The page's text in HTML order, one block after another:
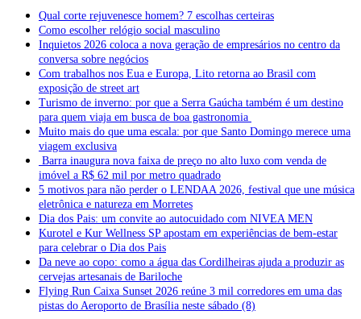
Qual corte rejuvenesce homem? 7 escolhas certeiras
Como escolher relógio social masculino
Inquietos 2026 coloca a nova geração de empresários no centro da
conversa sobre negócios
Com trabalhos nos Eua e Europa, Lito retorna ao Brasil com
exposição de street art
Turismo de inverno: por que a Serra Gaúcha também é um destino
para quem viaja em busca de boa gastronomia
Muito mais do que uma escala: por que Santo Domingo merece uma
viagem exclusiva
Barra inaugura nova faixa de preço no alto luxo com venda de
imóvel a R$ 62 mil por metro quadrado
5 motivos para não perder o LENDAA 2026, festival que une música
eletrônica e natureza em Morretes
Dia dos Pais: um convite ao autocuidado com NIVEA MEN
Kurotel e Kur Wellness SP apostam em experiências de bem-estar
para celebrar o Dia dos Pais
Da neve ao copo: como a água das Cordilheiras ajuda a produzir as
cervejas artesanais de Bariloche
Flying Run Caixa Sunset 2026 reúne 3 mil corredores em uma das
pistas do Aeroporto de Brasília neste sábado (8)